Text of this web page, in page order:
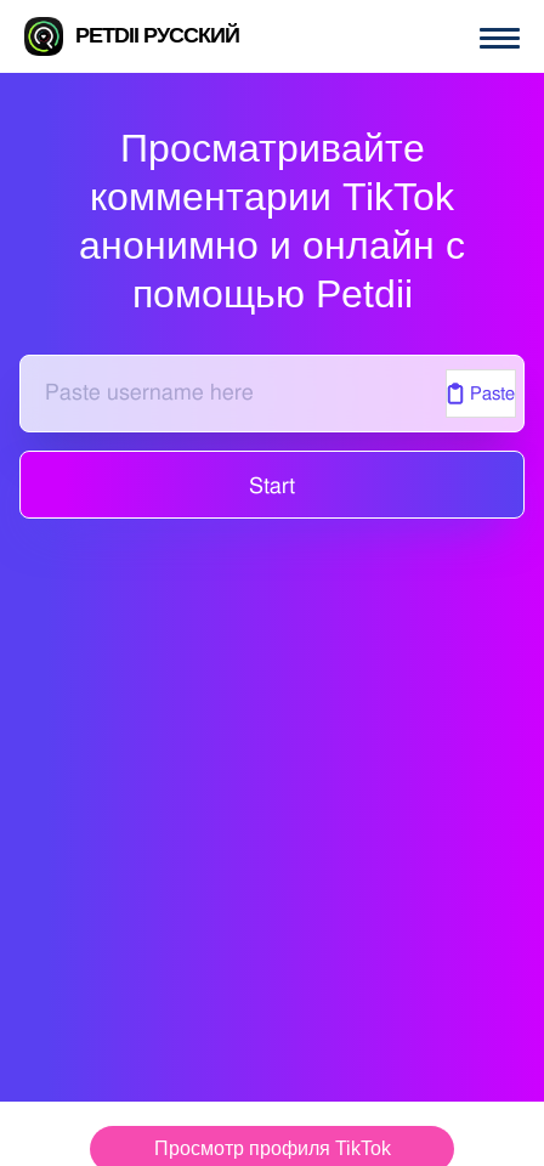
PETDII РУССКИЙ
Просматривайте
комментарии TikTok
анонимно и онлайн с
помощью Petdii
Paste
Start
Просмотр профиля TikTok